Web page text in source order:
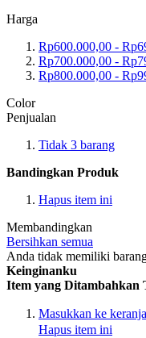
Harga
Rp600.000,00 -
Rp700.000,00 -
Rp800.000,00 -
Color
Penjualan
Tidak 3 barang
Bandingkan Produk
Hapus item ini
Membandingkan
Bersihkan semua
Anda tidak memiliki
Keinginanku
Item yang Ditambahkan
Masukkan ke
Hapus item ini